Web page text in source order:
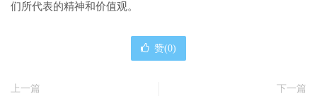
们所代表的精神和价值观。
赞(0)
上一篇
下一篇